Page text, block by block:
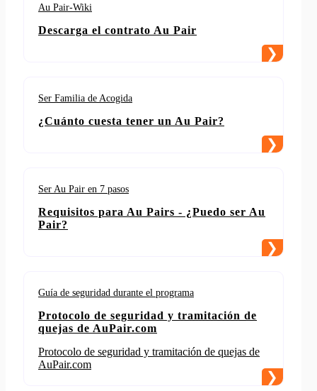
Au Pair-Wiki
Descarga el contrato Au Pair
Ser Familia de Acogida
¿Cuánto cuesta tener un Au Pair?
Ser Au Pair en 7 pasos
Requisitos para Au Pairs - ¿Puedo ser Au
Pair?
Guía de seguridad durante el programa
Protocolo de seguridad y tramitación de
quejas de AuPair.com
Protocolo de seguridad y tramitación de quejas de
AuPair.com